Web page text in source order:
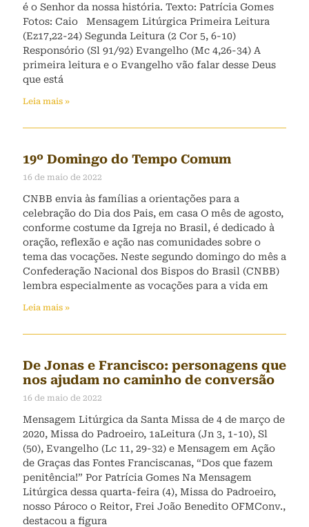
é o Senhor da nossa história. Texto: Patrícia Gomes
Fotos: Caio Mensagem Litúrgica Primeira Leitura
(Ez17,22-24) Segunda Leitura (2 Cor 5, 6-10)
Responsório (Sl 91/92) Evangelho (Mc 4,26-34) A
primeira leitura e o Evangelho vão falar desse Deus
que está
Leia mais »
19º Domingo do Tempo Comum
16 de maio de 2022
CNBB envia às famílias a orientações para a
celebração do Dia dos Pais, em casa O mês de agosto,
conforme costume da Igreja no Brasil, é dedicado à
oração, reflexão e ação nas comunidades sobre o
tema das vocações. Neste segundo domingo do mês a
Confederação Nacional dos Bispos do Brasil (CNBB)
lembra especialmente as vocações para a vida em
Leia mais »
De Jonas e Francisco: personagens que
nos ajudam no caminho de conversão
16 de maio de 2022
Mensagem Litúrgica da Santa Missa de 4 de março de
2020, Missa do Padroeiro, 1aLeitura (Jn 3, 1-10), Sl
(50), Evangelho (Lc 11, 29-32) e Mensagem em Ação
de Graças das Fontes Franciscanas, “Dos que fazem
penitência!” Por Patrícia Gomes Na Mensagem
Litúrgica dessa quarta-feira (4), Missa do Padroeiro,
nosso Pároco o Reitor, Frei João Benedito OFMConv.,
destacou a figura